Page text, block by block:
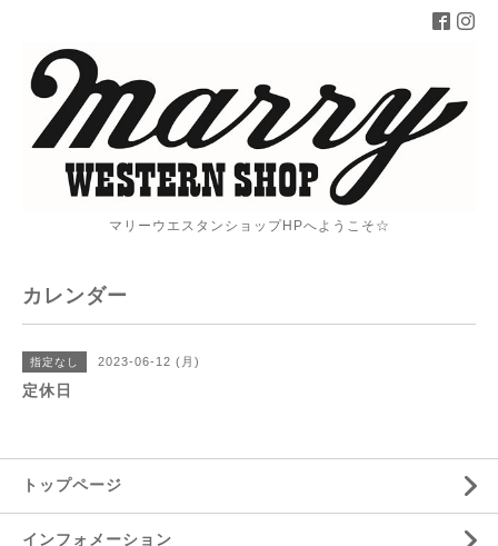
マリーウエスタンショップHPへようこそ☆
カレンダー
指定なし 2023-06-12 (月)
定休日
トップページ
インフォメーション